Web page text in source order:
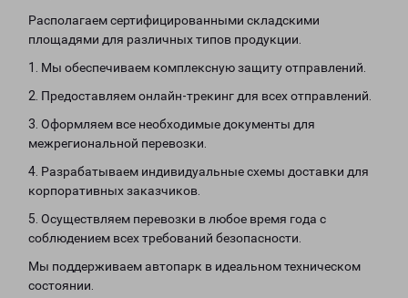
Располагаем сертифицированными складскими
площадями для различных типов продукции.
1. Мы обеспечиваем комплексную защиту отправлений.
2. Предоставляем онлайн-трекинг для всех отправлений.
3. Оформляем все необходимые документы для
межрегиональной перевозки.
4. Разрабатываем индивидуальные схемы доставки для
корпоративных заказчиков.
5. Осуществляем перевозки в любое время года с
соблюдением всех требований безопасности.
Мы поддерживаем автопарк в идеальном техническом
состоянии.